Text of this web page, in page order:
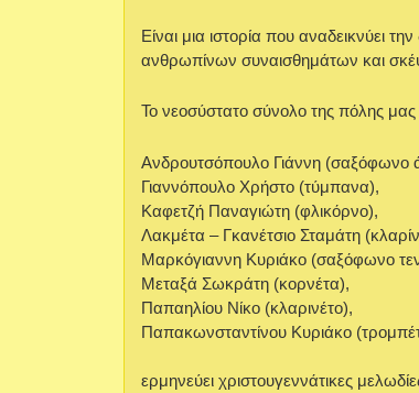
Είναι μια ιστορία που αναδεικνύει
ανθρωπίνων συναισθημάτων και
Το νεοσύστατο σύνολο της πόλης μας
Ανδρουτσόπουλο Γιάννη (σαξόφωνο
Γιαννόπουλο Χρήστο (τύμπανα),
Καφετζή Παναγιώτη (φλικόρνο),
Λακμέτα – Γκανέτσιο Σταμάτη
Μαρκόγιαννη Κυριάκο (σαξόφωνο
Μεταξά Σωκράτη (κορνέτα),
Παπαηλίου Νίκο (κλαρινέτο),
Παπακωνσταντίνου Κυριάκο
ερμηνεύει χριστουγεννάτικες